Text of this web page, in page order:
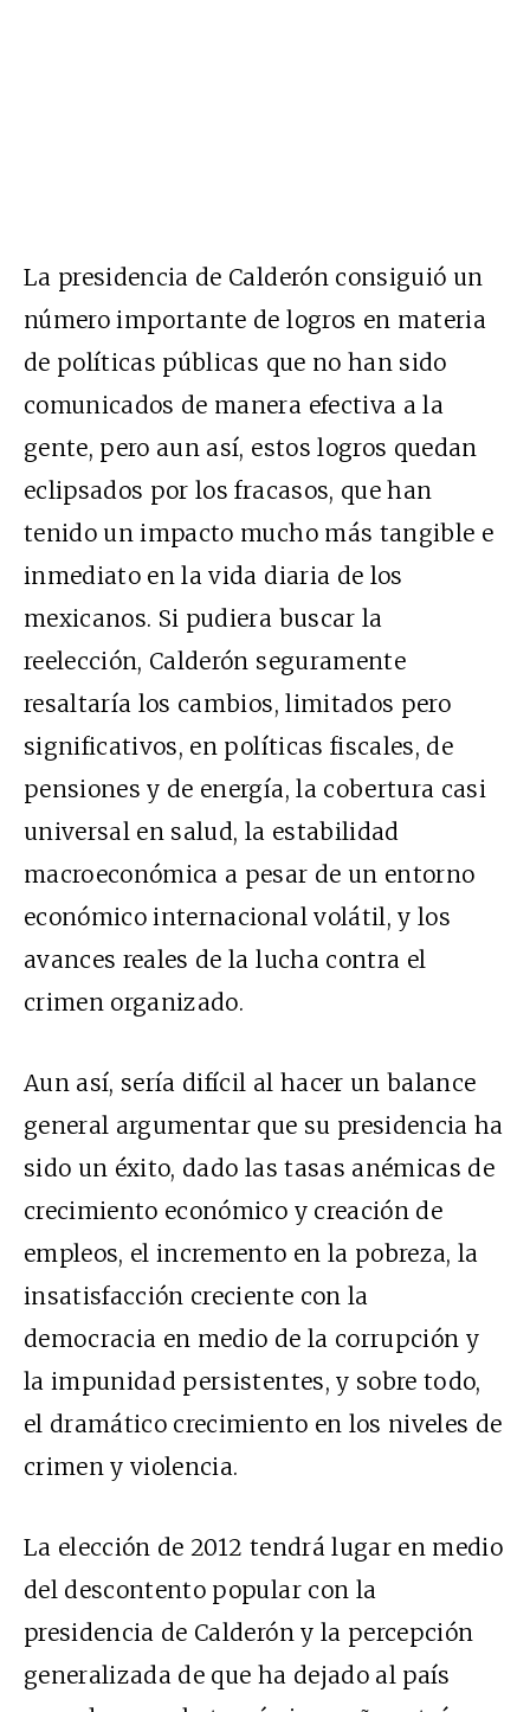
La presidencia de Calderón consiguió un
número importante de logros en materia
de políticas públicas que no han sido
comunicados de manera efectiva a la
gente, pero aun así, estos logros quedan
eclipsados por los fracasos, que han
tenido un impacto mucho más tangible e
inmediato en la vida diaria de los
mexicanos. Si pudiera buscar la
reelección, Calderón seguramente
resaltaría los cambios, limitados pero
significativos, en políticas fiscales, de
pensiones y de energía, la cobertura casi
universal en salud, la estabilidad
macroeconómica a pesar de un entorno
económico internacional volátil, y los
avances reales de la lucha contra el
crimen organizado.
Aun así, sería difícil al hacer un balance
general argumentar que su presidencia ha
sido un éxito, dado las tasas anémicas de
crecimiento económico y creación de
empleos, el incremento en la pobreza, la
insatisfacción creciente con la
democracia en medio de la corrupción y
la impunidad persistentes, y sobre todo,
el dramático crecimiento en los niveles de
crimen y violencia.
La elección de 2012 tendrá lugar en medio
del descontento popular con la
presidencia de Calderón y la percepción
generalizada de que ha dejado al país